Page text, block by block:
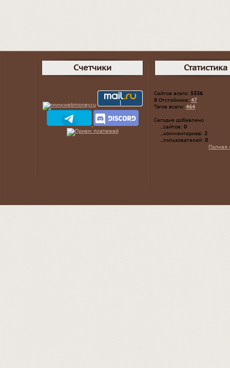
Счетчики Статистика
Сайтов всего: 5336
В Отстойнике: 47
Тэгов всего: 464
Сегодня добавлено
...сайтов: 0
...комментариев: 2
...пользователей: 0
Полная